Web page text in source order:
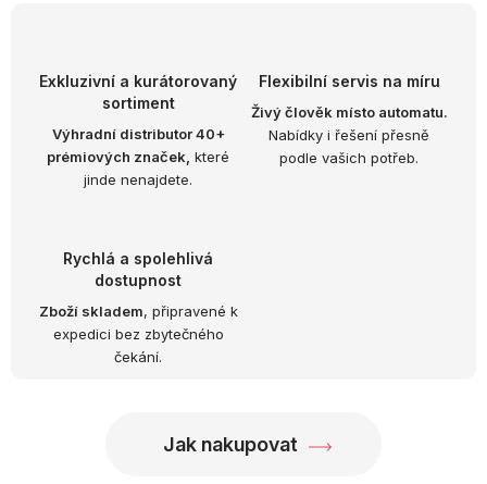
Exkluzivní a kurátorovaný
sortiment
Výhradní distributor 40+
prémiových značek, které
jinde nenajdete.
Flexibilní servis na míru
Živý člověk místo automatu.
Nabídky i řešení přesně
podle vašich potřeb.
Rychlá a spolehlivá
dostupnost
Zboží skladem, připravené k
expedici bez zbytečného
čekání.
Jak nakupovat